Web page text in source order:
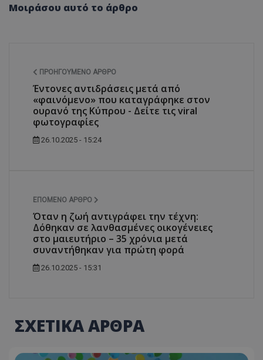
Μοιράσου αυτό το άρθρο
ΠΡΟΗΓΟΎΜΕΝΟ ΆΡΘΡΟ
Έντονες αντιδράσεις μετά από
«φαινόμενο» που καταγράφηκε στον
ουρανό της Κύπρου - Δείτε τις viral
φωτογραφίες
26.10.2025 - 15:24
ΕΠΌΜΕΝΟ ΆΡΘΡΟ
Όταν η ζωή αντιγράφει την τέχνη:
Δόθηκαν σε λανθασμένες οικογένειες
στο μαιευτήριο – 35 χρόνια μετά
συναντήθηκαν για πρώτη φορά
26.10.2025 - 15:31
ΣΧΕΤΙΚΑ ΑΡΘΡΑ